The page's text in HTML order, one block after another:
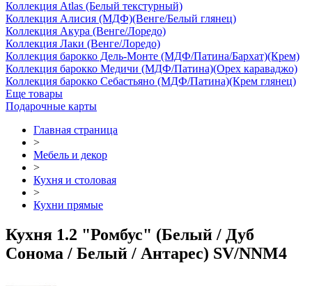
Коллекция Atlas (Белый текстурный)
Коллекция Алисия (МДФ)(Венге/Белый глянец)
Коллекция Акура (Венге/Лоредо)
Коллекция Лаки (Венге/Лоредо)
Коллекция барокко Дель-Монте (МДФ/Патина/Бархат)(Крем)
Коллекция барокко Медичи (МДФ/Патина)(Орех караваджо)
Коллекция барокко Себастьяно (МДФ/Патина)(Крем глянец)
Еще товары
Подарочные карты
Главная страница
>
Мебель и декор
>
Кухня и столовая
>
Кухни прямые
Кухня 1.2 "Ромбус" (Белый / Дуб
Сонома / Белый / Антарес) SV/NNM4